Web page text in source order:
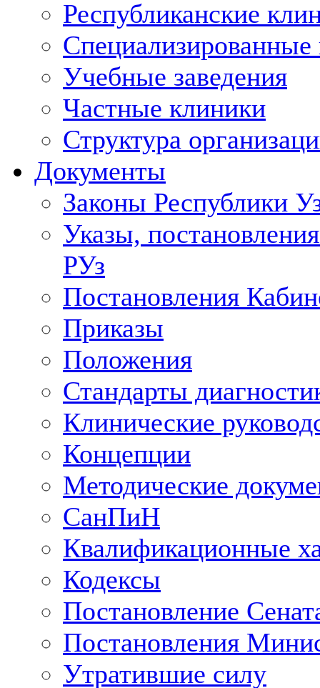
Республиканские
Учебные заведения
Частные клиники
Структура
Документы
Законы Республики
Указы,
РУз
Постановления
Приказы
Положения
Стандарты
Клинические
Концепции
Методические
СанПиН
Квалификационные
Кодексы
Постановление
Постановления
Утратившие силу